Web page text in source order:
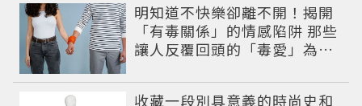
明知道不快樂卻離不開！揭開
「有毒關係」的情感陷阱 那些
讓人反覆回頭的「毒愛」為何
收藏一段別具意義的時尚史和